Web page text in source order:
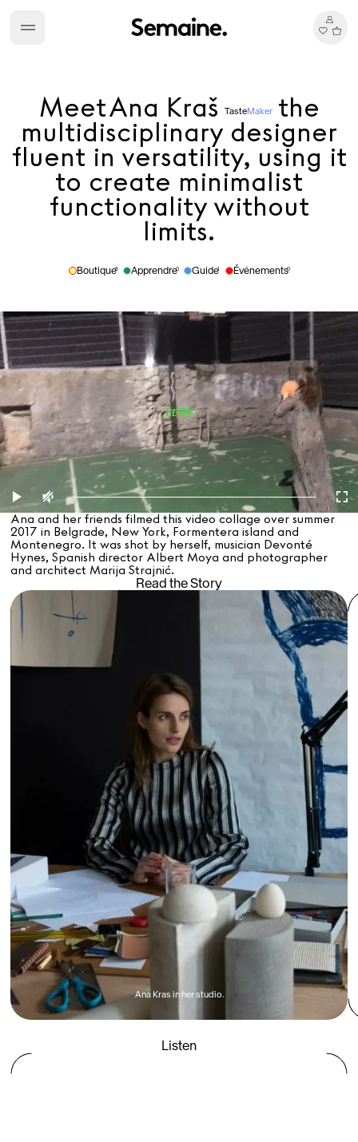
MeetAna Kraš TasteMaker the
multidisciplinary designer
fluent in versatility, using it
to create minimalist
functionality without
limits.
Boutique8 Apprendre0 Guide1 Événements0
Ana and her friends filmed this video collage over summer
2017 in Belgrade, New York, Formentera island and
Montenegro. It was shot by herself, musician Devonté
Hynes, Spanish director Albert Moya and photographer
and architect Marija Strajnić.
Read the Story
Ana Kras in her studio.
Listen